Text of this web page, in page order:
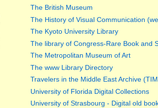
The British Museum
The History of Visual Communication
The Kyoto University Library
The library of Congress-Rare Book and
The Metropolitan Museum of Art
The www Library Directory
Travelers in the Middle East Archive
University of Florida Digital Collections
University of Strasbourg - Digital old